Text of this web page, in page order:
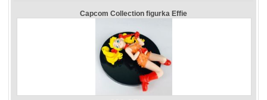
Capcom Collection figurka Effie